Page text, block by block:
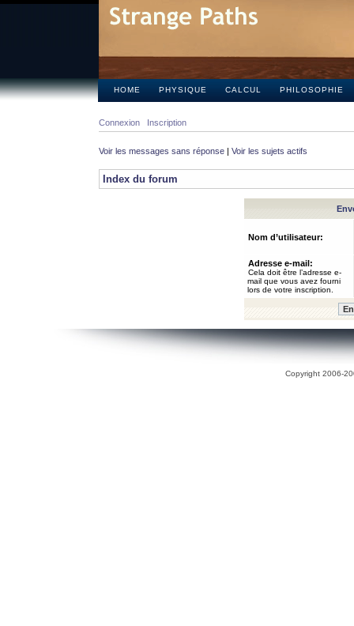
HOME PHYSIQUE CALCUL PHILOSOPHIE
Connexion Inscription
Voir les messages sans réponse | Voir les sujets actifs
Index du forum
Nom d’utilisateur:
Adresse e-mail:
Cela doit être l’adresse e-
mail que vous avez fourni
lors de votre inscription.
Copyright 2006-